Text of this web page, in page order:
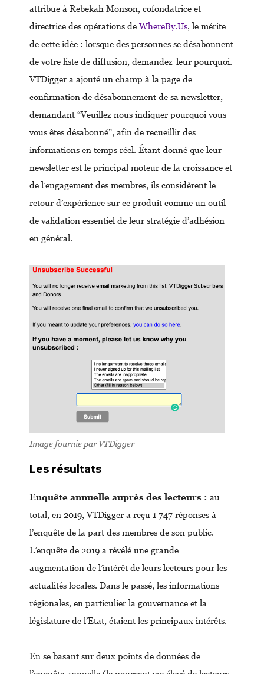
attribue à Rebekah Monson, cofondatrice et
directrice des opérations de WhereBy.Us, le mérite
de cette idée : lorsque des personnes se désabonnent
de votre liste de diffusion, demandez-leur pourquoi.
VTDigger a ajouté un champ à la page de
confirmation de désabonnement de sa newsletter,
demandant “Veuillez nous indiquer pourquoi vous
vous êtes désabonné”, afin de recueillir des
informations en temps réel. Étant donné que leur
newsletter est le principal moteur de la croissance et
de l’engagement des membres, ils considèrent le
retour d’expérience sur ce produit comme un outil
de validation essentiel de leur stratégie d’adhésion
en général.
Image fournie par VTDigger
Les résultats
Enquête annuelle auprès des lecteurs : au
total, en 2019, VTDigger a reçu 1 747 réponses à
l’enquête de la part des membres de son public.
L’enquête de 2019 a révélé une grande
augmentation de l’intérêt de leurs lecteurs pour les
actualités locales. Dans le passé, les informations
régionales, en particulier la gouvernance et la
législature de l’Etat, étaient les principaux intérêts.
En se basant sur deux points de données de